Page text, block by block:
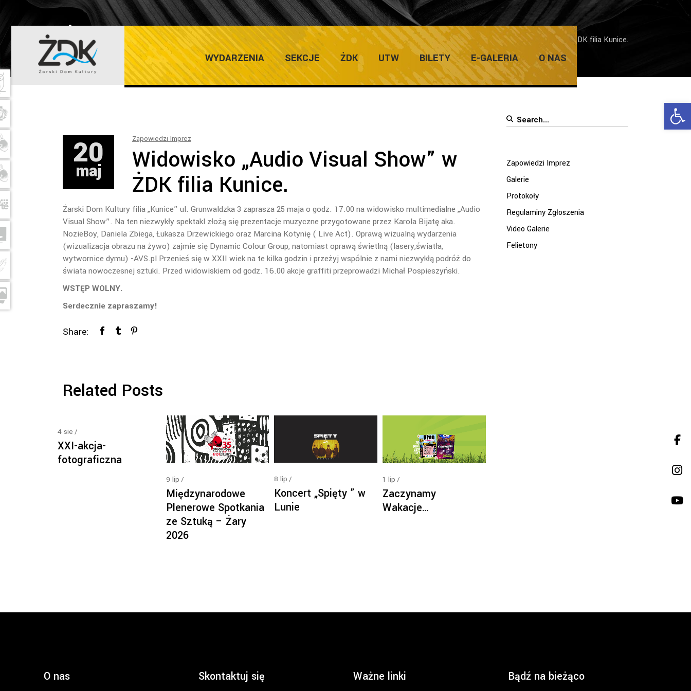
WYDARZENIA SEKCJE ŻDK UTW BILETY E-GALERIA O NAS
ŻARSKI DOM KULTURY Home/Zapowiedzi Imprez/Widowisko „Audio Visual Show” w ŻDK filia Kunice.
20
maj
Zapowiedzi Imprez
Widowisko „Audio Visual Show” w
ŻDK filia Kunice.
Żarski Dom Kultury filia „Kunice” ul. Grunwaldzka 3 zaprasza 25 maja o godz. 17.00 na widowisko multimedialne „Audio
Visual Show”. Na ten niezwykły spektakl złożą się prezentacje muzyczne przygotowane przez Karola Bijatę aka.
NozieBoy, Daniela Zbiega, Łukasza Drzewickiego oraz Marcina Kotynię ( Live Act). Oprawą wizualną wydarzenia
(wizualizacja obrazu na żywo) zajmie się Dynamic Colour Group, natomiast oprawą świetlną (lasery,światła,
wytwornice dymu) -AVS.pl Przenieś się w XXII wiek na te kilka godzin i przeżyj wspólnie z nami niezwykłą podróż do
świata nowoczesnej sztuki. Przed widowiskiem od godz. 16.00 akcje graffiti przeprowadzi Michał Pospieszyński.
WSTĘP WOLNY.
Serdecznie zapraszamy!
Share:
Related Posts
4 sie
XXI-akcja-
fotograficzna
9 lip
Międzynarodowe
Plenerowe Spotkania
ze Sztuką – Żary
2026
8 lip
Koncert „Spięty ” w
Lunie
1 lip
Zaczynamy
Wakacje…
Search
Zapowiedzi Imprez
Galerie
Protokoły
Regulaminy Zgłoszenia
Video Galerie
Felietony
O nas Skontaktuj się Ważne linki Bądź na bieżąco